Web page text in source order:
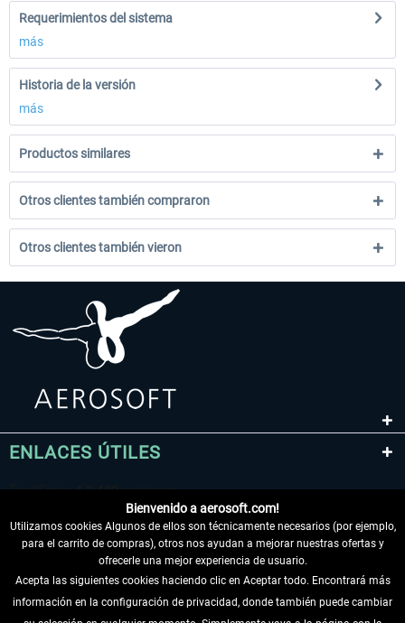
Requerimientos del sistema
más
Historia de la versión
más
Productos similares
Otros clientes también compraron
Otros clientes también vieron
ENLACES ÚTILES
DESISTIR DEL CONTRATO
Bienvenido a aerosoft.com!
Utilizamos cookies Algunos de ellos son técnicamente necesarios (por ejemplo,
para el carrito de compras), otros nos ayudan a mejorar nuestras ofertas y
ofrecerle una mejor experiencia de usuario.
Acepta las siguientes cookies haciendo clic en Aceptar todo. Encontrará más
información en la configuración de privacidad, donde también puede cambiar